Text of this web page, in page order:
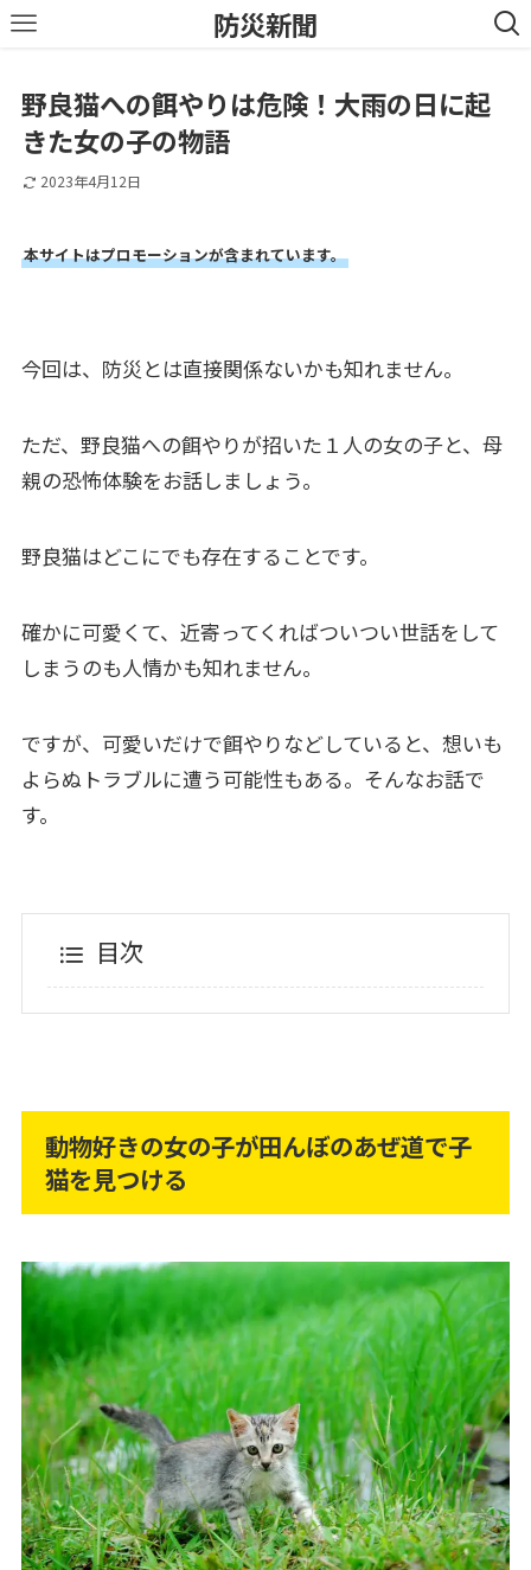
防災新聞
野良猫への餌やりは危険！大雨の日に起
きた女の子の物語
2023年4月12日
本サイトはプロモーションが含まれています。
今回は、防災とは直接関係ないかも知れません。
ただ、野良猫への餌やりが招いた１人の女の子と、母
親の恐怖体験をお話しましょう。
野良猫はどこにでも存在することです。
確かに可愛くて、近寄ってくればついつい世話をして
しまうのも人情かも知れません。
ですが、可愛いだけで餌やりなどしていると、想いも
よらぬトラブルに遭う可能性もある。そんなお話で
す。
目次
動物好きの女の子が田んぼのあぜ道で子
猫を見つける